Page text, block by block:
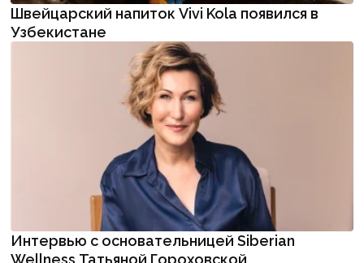
Швейцарский напиток Vivi Kola появился в
Узбекистане
Интервью с основательницей Siberian
Wellness Татьяной Гороховской